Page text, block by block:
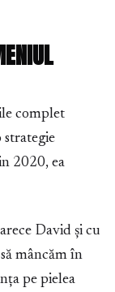
complet
strategie
2020, ea
David și cu
mâncăm în
pe pielea